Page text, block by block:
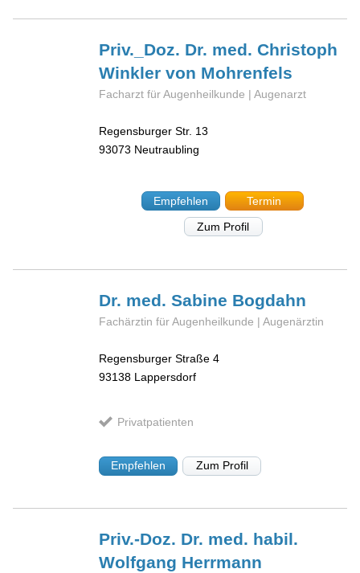
Priv._Doz. Dr. med. Christoph
Winkler von Mohrenfels
Facharzt für Augenheilkunde | Augenarzt
Regensburger Str. 13
93073 Neutraubling
Empfehlen
Termin
Zum Profil
Dr. med. Sabine Bogdahn
Fachärztin für Augenheilkunde | Augenärztin
Regensburger Straße 4
93138 Lappersdorf
Privatpatienten
Empfehlen Zum Profil
Priv.-Doz. Dr. med. habil.
Wolfgang Herrmann